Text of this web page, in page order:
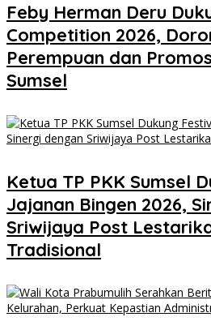
Feby Herman Deru
Competition 2026,
Perempuan dan
Sumsel
Ketua TP PKK Sumsel
Jajanan Bingen 2026,
Sriwijaya Post
Tradisional